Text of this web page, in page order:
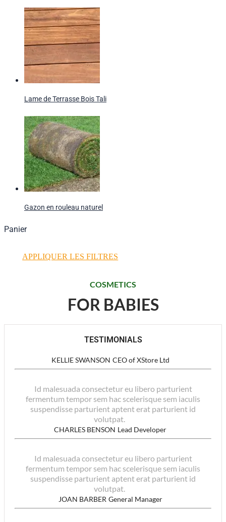
Lame de Terrasse Bois Tali
Gazon en rouleau naturel
Panier
APPLIQUER LES FILTRES
COSMETICS
FOR BABIES
TESTIMONIALS
KELLIE SWANSON CEO of XStore Ltd
Id malesuada consectetur eu libero parturient
fermentum tempor sem hac scelerisque sem iaculis
suspendisse parturient aptent erat parturient id
volutpat.
CHARLES BENSON Lead Developer
Id malesuada consectetur eu libero parturient
fermentum tempor sem hac scelerisque sem iaculis
suspendisse parturient aptent erat parturient id
volutpat.
JOAN BARBER General Manager